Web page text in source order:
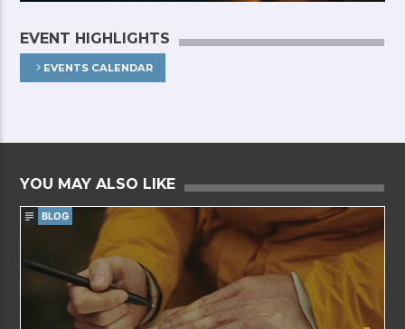
EVENT HIGHLIGHTS
EVENTS CALENDAR
YOU MAY ALSO LIKE
BLOG